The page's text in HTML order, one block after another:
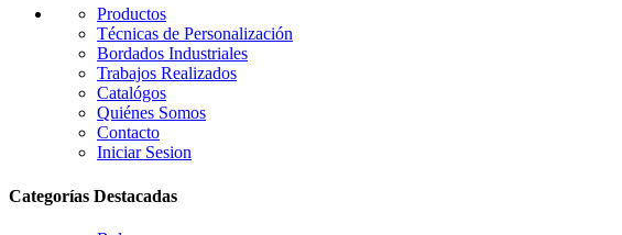
Productos
Técnicas de Personalización
Bordados Industriales
Trabajos Realizados
Catalógos
Quiénes Somos
Contacto
Iniciar Sesion
Categorías Destacadas